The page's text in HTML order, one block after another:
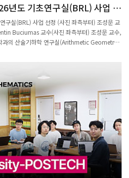
년도 기초연구실(BRL) 사업 선
구실(BRL) 사업 선정 (사진 좌측부터) 조성문 교
Buciumas 교수(사진 좌측부터) 조성문 교수,
과의 산술기하학 연구실(Arithmetic Geometry
를 사용해 정수론의 난제를 해결하고 그 영역을
자의 상당수가 이 분야 및 인접 분야에서 배출될
꼽힌다.이번 연구실은 국내에서 처음으로 시도
랜즈 프로그램과 디오판틴 기하학을 아우르는
은 가환대수학, 대수기하학, 위상수학, 정수론, 표
융합 연구를 통해 특이점 주변의 산술적·기하적
한 대학원생 10명 이상과 박사후연구원이 함께
양성하고, 국제학회 조직과 해외 석학 강연 등
발전해 나갈 계획이다.이번 선정으로 포스텍 수
국내에서 선도적으로 이끌어 갈 것으로 기대된